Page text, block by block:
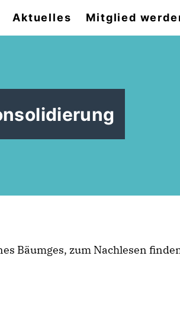
Aktuelles Mitglied
Bäumges, zum Nachlesen